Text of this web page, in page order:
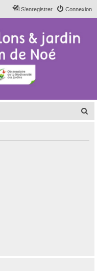
Connexion
S’enregistrer